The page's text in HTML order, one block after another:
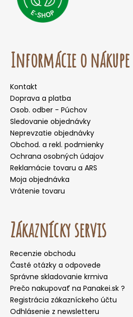
Informácie o nákupe
Kontakt
Doprava a platba
Osob. odber - Púchov
Sledovanie objednávky
Neprevzatie objednávky
Obchod. a rekl. podmienky
Ochrana osobných údajov
Reklamácie tovaru a ARS
Moja objednávka
Vrátenie tovaru
Zákaznícky servis
Recenzie obchodu
Časté otázky a odpovede
Správne skladovanie krmiva
Prečo nakupovať na Panakei.sk ?
Registrácia zákazníckeho účtu
Odhlásenie z newsletteru